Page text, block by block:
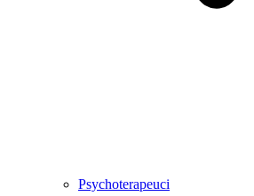
Psychoterapeuci